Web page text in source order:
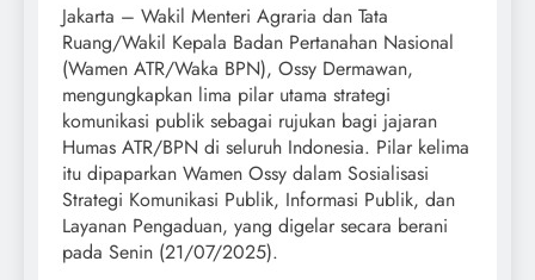
Jakarta – Wakil Menteri Agraria dan Tata
Ruang/Wakil Kepala Badan Pertanahan Nasional
(Wamen ATR/Waka BPN), Ossy Dermawan,
mengungkapkan lima pilar utama strategi
komunikasi publik sebagai rujukan bagi jajaran
Humas ATR/BPN di seluruh Indonesia. Pilar kelima
itu dipaparkan Wamen Ossy dalam Sosialisasi
Strategi Komunikasi Publik, Informasi Publik, dan
Layanan Pengaduan, yang digelar secara berani
pada Senin (21/07/2025).